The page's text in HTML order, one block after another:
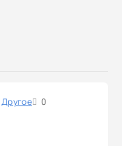
Другое 0